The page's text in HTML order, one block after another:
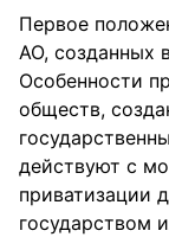
Первое
АО, созданных
Особенности
обществ,
действуют с
приватизации
государством